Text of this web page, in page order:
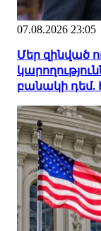
07.08.2026 23:05
Մեր զինված
բանակի